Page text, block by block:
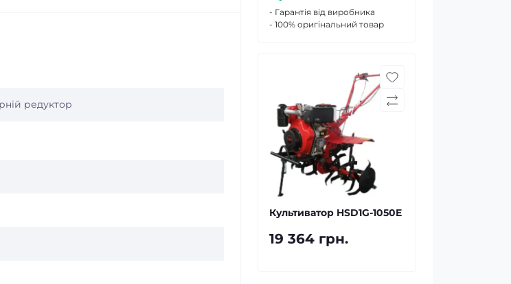
редуктор
- Гарантія від виробника
- 100% оригінальний товар
Культиватор HSD1G-1050E
19 364 грн.